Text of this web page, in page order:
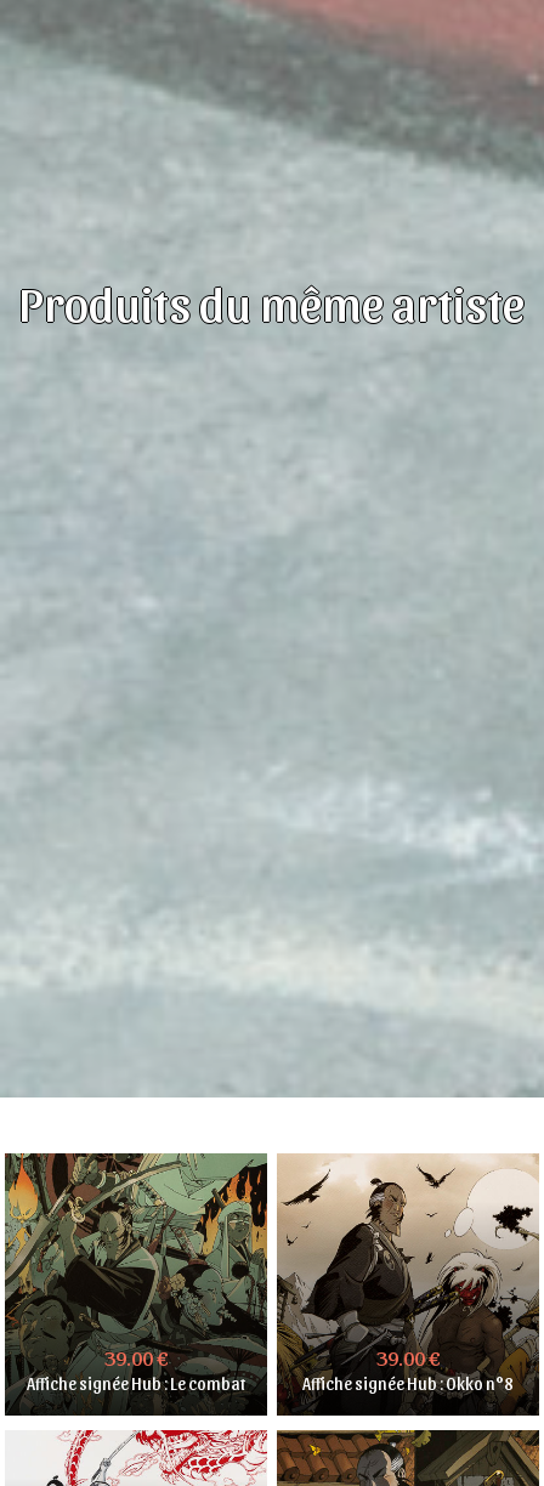
Produits du même artiste
39.00 €
Affiche signée Hub : Le combat
39.00 €
Affiche signée Hub : Okko n°8